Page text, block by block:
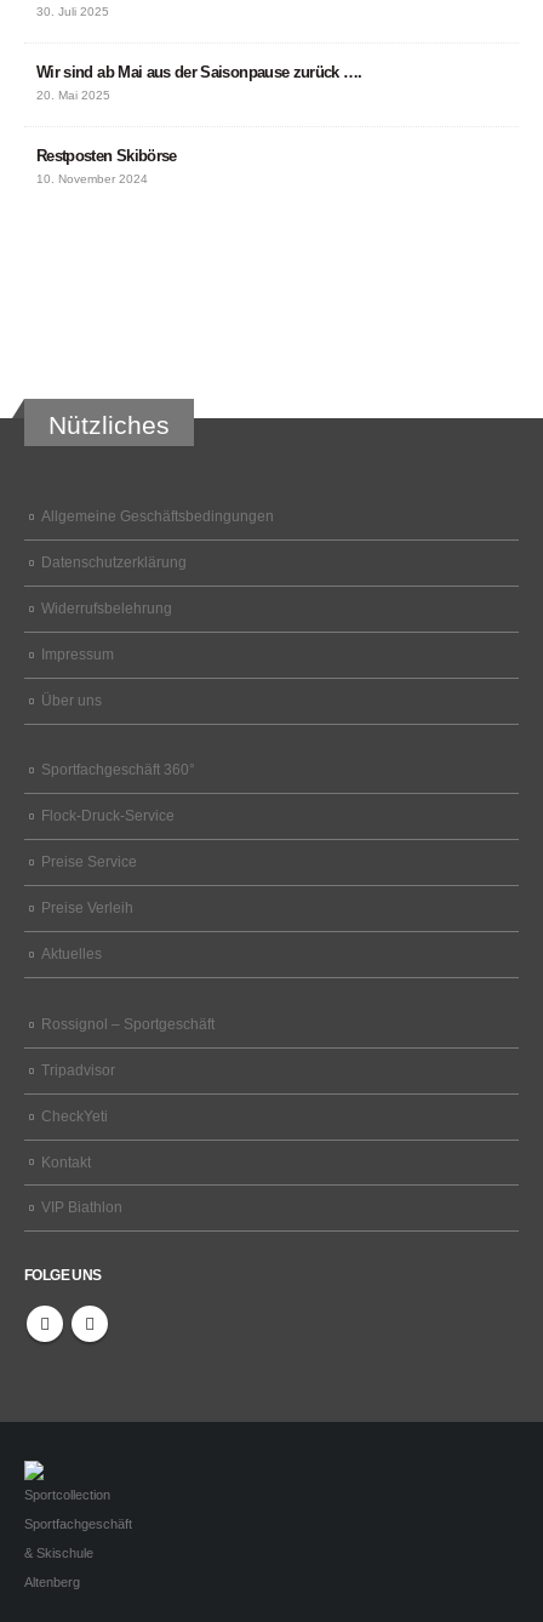
30. Juli 2025
Wir sind ab Mai aus der Saisonpause zurück ….
20. Mai 2025
Restposten Skibörse
10. November 2024
Nützliches
Allgemeine Geschäftsbedingungen
Datenschutzerklärung
Widerrufsbelehrung
Impressum
Über uns
Sportfachgeschäft 360°
Flock-Druck-Service
Preise Service
Preise Verleih
Aktuelles
Rossignol – Sportgeschäft
Tripadvisor
CheckYeti
Kontakt
VIP Biathlon
FOLGE UNS